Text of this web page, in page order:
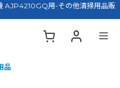
AJP4210GQ用-その他清掃用品販
品